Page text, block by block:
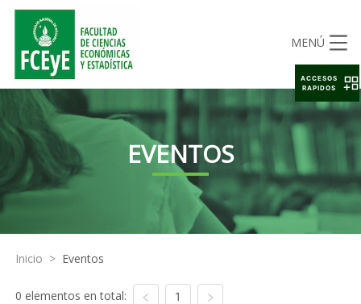
MENÚ
EVENTOS
Inicio > Eventos
0 elementos en total: 1
ACCESOS
RAPIDOS